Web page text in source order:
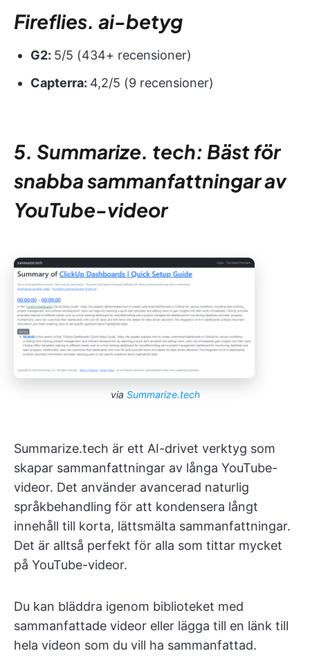
Fireflies. ai-betyg
G2: 5/5 (434+ recensioner)
Capterra: 4,2/5 (9 recensioner)
5. Summarize. tech: Bäst för
snabba sammanfattningar av
YouTube-videor
via Summarize.tech
Summarize.tech är ett AI-drivet verktyg som
skapar sammanfattningar av långa YouTube-
videor. Det använder avancerad naturlig
språkbehandling för att kondensera långt
innehåll till korta, lättsmälta sammanfattningar.
Det är alltså perfekt för alla som tittar mycket
på YouTube-videor.
Du kan bläddra igenom biblioteket med
sammanfattade videor eller lägga till en länk till
hela videon som du vill ha sammanfattad.